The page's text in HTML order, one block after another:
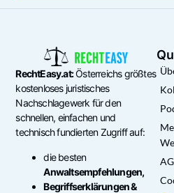
RechtEasy.at:Österreichs größtes
kostenloses juristisches
Nachschlagewerk für den
schnellen, einfachen und
technisch fundierten Zugriff auf:
die besten
Anwaltsempfehlungen,
Begriffserklärungen &